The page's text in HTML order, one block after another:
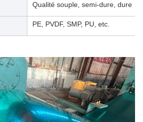
Qualité souple, semi-dure, dure
PE, PVDF, SMP, PU, etc.